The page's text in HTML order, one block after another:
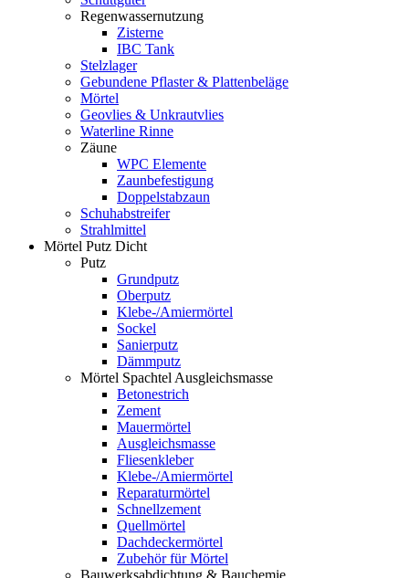
Regenwassernutzung
Zisterne
IBC Tank
Stelzlager
Gebundene Pflaster & Plattenbeläge
Mörtel
Geovlies & Unkrautvlies
Waterline Rinne
Zäune
WPC Elemente
Zaunbefestigung
Doppelstabzaun
Schuhabstreifer
Strahlmittel
Mörtel Putz Dicht
Putz
Grundputz
Oberputz
Klebe-/Amiermörtel
Sockel
Sanierputz
Dämmputz
Mörtel Spachtel Ausgleichsmasse
Betonestrich
Zement
Mauermörtel
Ausgleichsmasse
Fliesenkleber
Klebe-/Amiermörtel
Reparaturmörtel
Schnellzement
Quellmörtel
Dachdeckermörtel
Zubehör für Mörtel
Bauwerksabdichtung & Bauchemie